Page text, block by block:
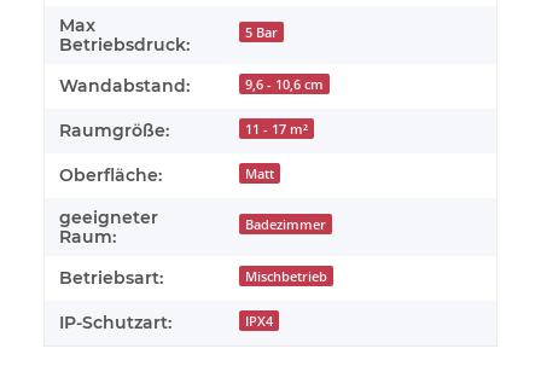
Max
Betriebsdruck:
5 Bar
Wandabstand: 9,6 - 10,6 cm
Raumgröße: 11 - 17 m²
Oberfläche: Matt
geeigneter
Raum:
Badezimmer
Betriebsart: Mischbetrieb
IP-Schutzart: IPX4